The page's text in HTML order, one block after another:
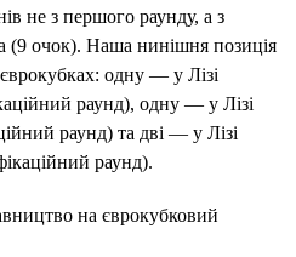
не з першого раунду, а з
(9 очок). Наша нинішня позиція
одну — у Лізі
раунд), одну — у Лізі
раунд) та дві — у Лізі
раунд).
на єврокубковий